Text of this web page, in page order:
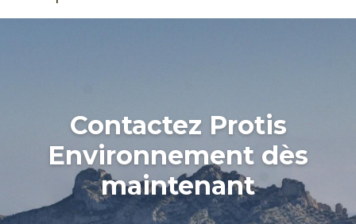
Contactez Protis
Environnement dès
maintenant